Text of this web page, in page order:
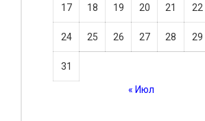
17 18 19 20 21 22
24 25 26 27 28 29
31
« Июл